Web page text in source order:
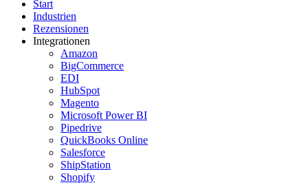
Start
Industrien
Rezensionen
Integrationen
Amazon
BigCommerce
EDI
HubSpot
Magento
Microsoft Power BI
Pipedrive
QuickBooks Online
Salesforce
ShipStation
Shopify